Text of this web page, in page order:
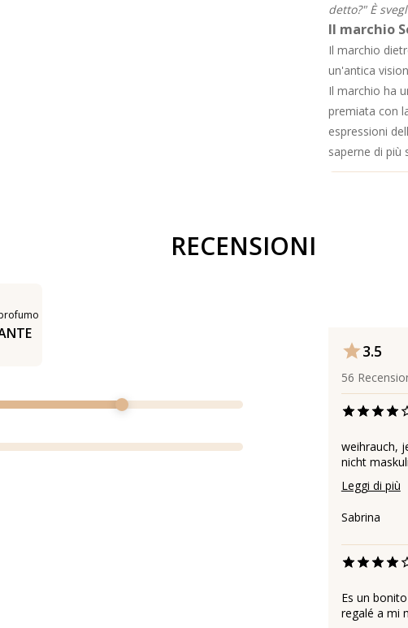
detto?" È
Il marchio
Il marchio
un'antica
Il marchio ha
premiata con
espressioni
saperne di più
RECENSIONI
3.5
56
weihrauch,
nicht
Leggi di più
Sabrina
Es un
regalé a mi